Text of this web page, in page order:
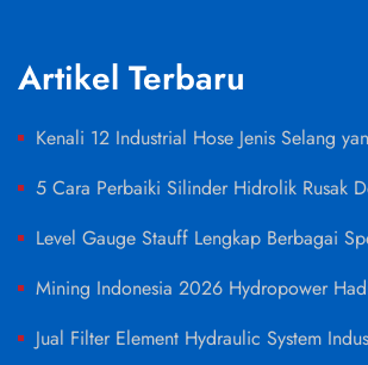
Artikel Terbaru
Kenali 12 Industrial Hose Jenis Selang
5 Cara Perbaiki Silinder Hidrolik Rusak
Level Gauge Stauff Lengkap Berbagai
Mining Indonesia 2026 Hydropower
Jual Filter Element Hydraulic System